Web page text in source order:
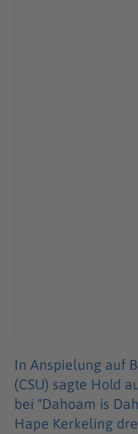
In Anspielung auf
(CSU) sagte Hold
bei "Dahoam is
Hape Kerkeling